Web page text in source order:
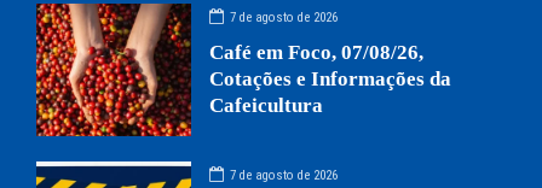
7 de agosto de 2026
Café em Foco, 07/08/26,
Cotações e Informações da
Cafeicultura
7 de agosto de 2026